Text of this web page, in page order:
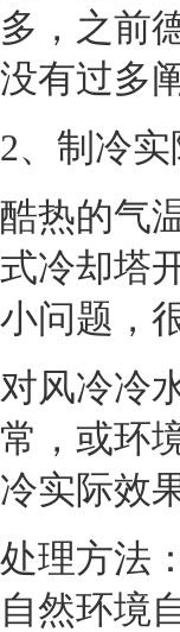
多，之前
没有过多
2、制冷
酷热的气
式冷却塔
小问题，
对风冷冷
常，或环
冷实际效
处理方法
自然环境